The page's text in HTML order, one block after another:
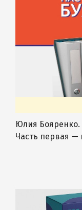
Юлия Бояренко.
Часть первая —